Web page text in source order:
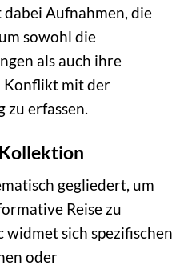
dabei Aufnahmen, die
sowohl die
als auch ihre
Konflikt mit der
erfassen.
gegliedert, um
Reise zu
widmet sich spezifischen
oder